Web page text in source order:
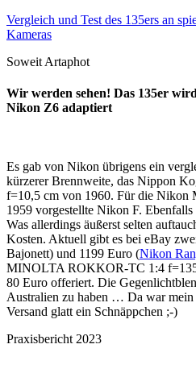
Vergleich und Test des 135ers an
Kameras
Soweit Artaphot
Wir werden sehen! Das 135er
Nikon Z6 adaptiert
Es gab von Nikon übrigens ein
kürzerer Brennweite, das Nippon
f=10,5 cm von 1960. Für die Nikon
1959 vorgestellte Nikon F.
Was allerdings äußerst selten
Kosten. Aktuell gibt es bei eBay
Bajonett) und 1199 Euro (Nikon
MINOLTA ROKKOR-TC 1:4
80 Euro offeriert. Die
Australien zu haben … Da war
Versand glatt ein Schnäppchen ;-)
Praxisbericht 2023